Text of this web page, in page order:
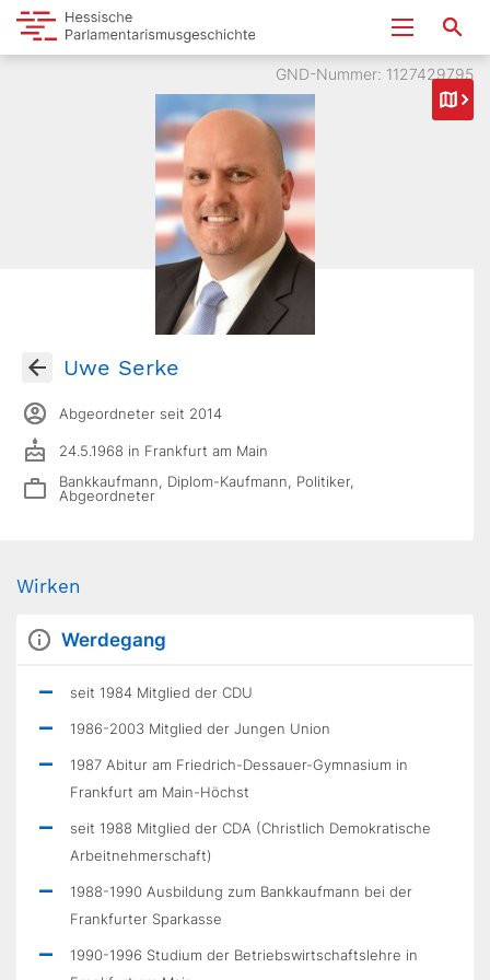
GND-Nummer: 1127429795
Uwe Serke
Abgeordneter seit 2014
24.5.1968 in Frankfurt am Main
Bankkaufmann, Diplom-Kaufmann, Politiker,
Abgeordneter
Wirken
Werdegang
seit 1984 Mitglied der CDU
1986-2003 Mitglied der Jungen Union
1987 Abitur am Friedrich-Dessauer-Gymnasium in
Frankfurt am Main-Höchst
seit 1988 Mitglied der CDA (Christlich Demokratische
Arbeitnehmerschaft)
1988-1990 Ausbildung zum Bankkaufmann bei der
Frankfurter Sparkasse
1990-1996 Studium der Betriebswirtschaftslehre in